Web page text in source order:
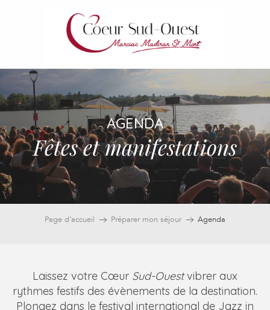
AGENDA
Fêtes et manifestations
Page d’accueil Préparer mon séjour Agenda
Laissez votre Cœur Sud-Ouestvibrer aux
rythmes festifs des évènements de la destination.
Plongez dans le festival international de Jazz in